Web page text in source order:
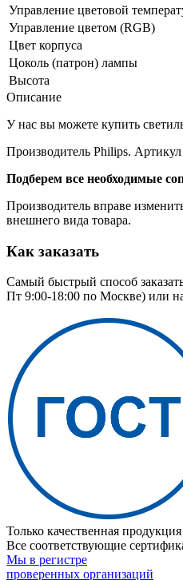
Управление цветовой
Управление цветом (RGB)
Цвет корпуса
Цоколь (патрон) лампы
Высота
Описание
У нас вы можете купить
Производитель Philips.
Подберем все необходимые
Производитель вправе
внешнего вида товара.
Как заказать
Самый быстрый способ
Пт 9:00-18:00 по Москве) или
Только качественная продукция
Все соответствующие
Мы в регистре
проверенных организаций